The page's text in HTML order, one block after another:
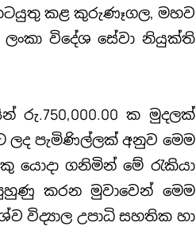
කටයුතු කළ කුරුණෑගල, මහව
විදේශ සේවා නියුක්ති
රු.750,000.00 ක මුදලක්
ලද පැමිණිල්ලක් අනුව මෙම
යොදා ගනිමින් මේ රැකියා
කරන මුවාවෙන් මෙම
විද්‍යාල උපාධි සහතික හා